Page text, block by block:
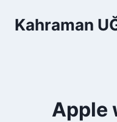
Kahraman
Apple